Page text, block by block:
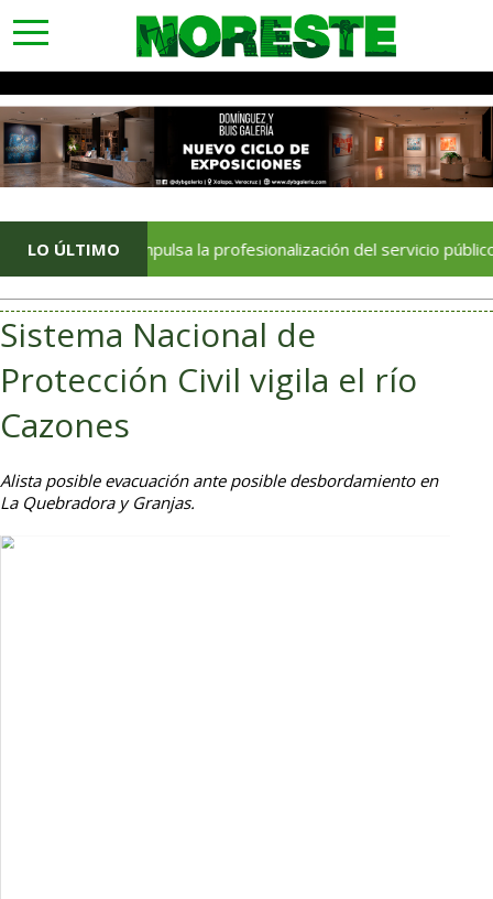
toggle
navigation
LO ÚLTIMO
impulsa la profesionalización del servicio público con
Sistema Nacional de
Protección Civil vigila el río
Cazones
Alista posible evacuación ante posible desbordamiento en
La Quebradora y Granjas.